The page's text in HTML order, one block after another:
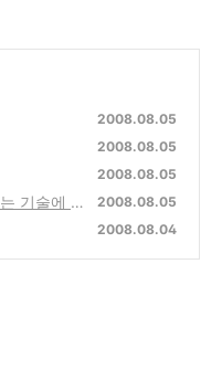
2008.08.05
2008.08.05
2008.08.05
기술에 대
2008.08.05
2008.08.04